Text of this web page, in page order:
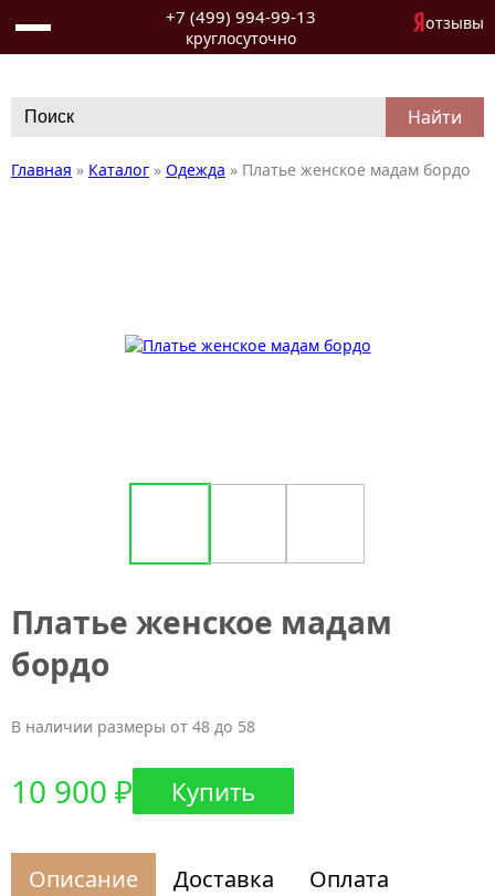
+7 (499) 994-99-13
круглосуточно
отзывы
for:
Главная » Каталог » Одежда » Платье женское мадам бордо
Платье женское мадам
бордо
В наличии размеры от 48 до 58
10 900 ₽ Купить
Описание Доставка Оплата